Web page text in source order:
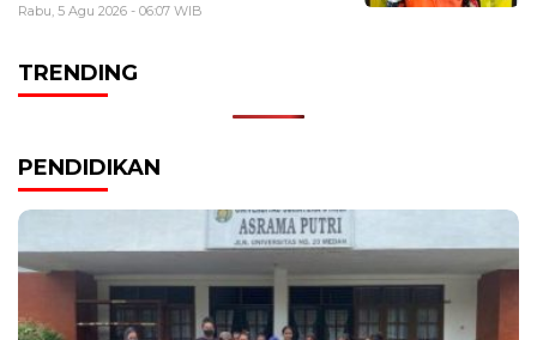
Rabu, 5 Agu 2026 - 06:07 WIB
TRENDING
PENDIDIKAN